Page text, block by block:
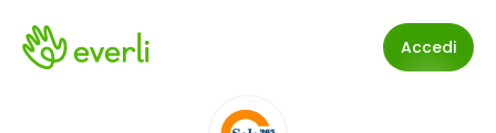
Accedi